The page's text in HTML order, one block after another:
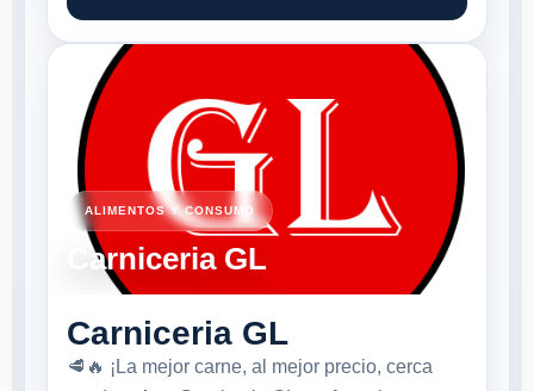
ALIMENTOS Y CONSUMO
Carniceria GL
Carniceria GL
🥩🔥 ¡La mejor carne, al mejor precio, cerca